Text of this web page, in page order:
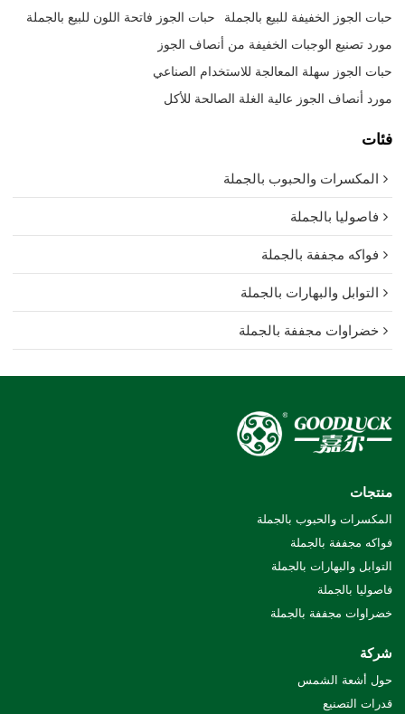
حبات الجوز الخفيفة للبيع بالجملة حبات الجوز فاتحة اللون للبيع بالجملة
مورد تصنيع الوجبات الخفيفة من أنصاف الجوز
حبات الجوز سهلة المعالجة للاستخدام الصناعي
مورد أنصاف الجوز عالية الغلة الصالحة للأكل
فئات
المكسرات والحبوب بالجملة
فاصوليا بالجملة
فواكه مجففة بالجملة
التوابل والبهارات بالجملة
خضراوات مجففة بالجملة
منتجات
المكسرات والحبوب بالجملة
فواكه مجففة بالجملة
التوابل والبهارات بالجملة
فاصوليا بالجملة
خضراوات مجففة بالجملة
شركة
حول أشعة الشمس
قدرات التصنيع